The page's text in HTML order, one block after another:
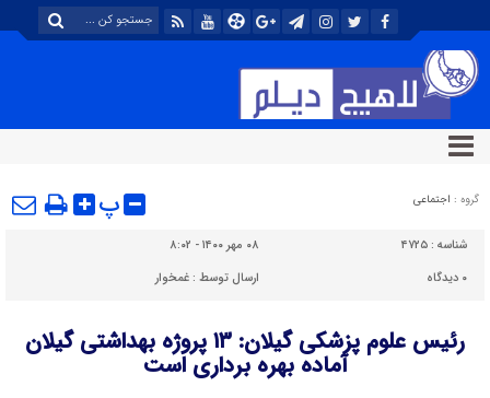
گروه : اجتماعی پ
شناسه : ۴۷۲۵
۰۸ مهر ۱۴۰۰ - ۸:۰۲
۰ دیدگاه ارسال توسط :غمخوار
رئیس علوم پزشکی گیلان: ۱۳ پروژه بهداشتی گیلان
آماده بهره برداری است